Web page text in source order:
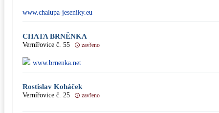
www.chalupa-jeseniky.eu
CHATA BRNĚNKA
Vernířovice č. 55 zavřeno
www.brnenka.net
Rostislav Koháček
Vernířovice č. 25 zavřeno